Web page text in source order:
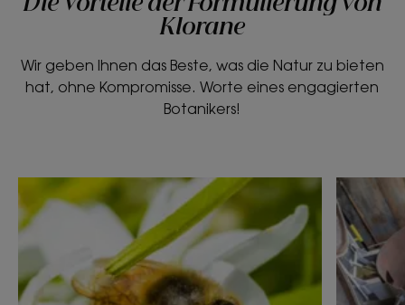
Klorane
Wir geben Ihnen das Beste, was die Natur zu bieten
hat, ohne Kompromisse. Worte eines engagierten
Botanikers!